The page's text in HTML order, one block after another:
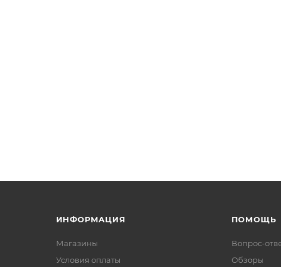
ИНФОРМАЦИЯ
Магазины
Условия оплаты
ПОМОЩЬ
Вопрос-
Обзоры